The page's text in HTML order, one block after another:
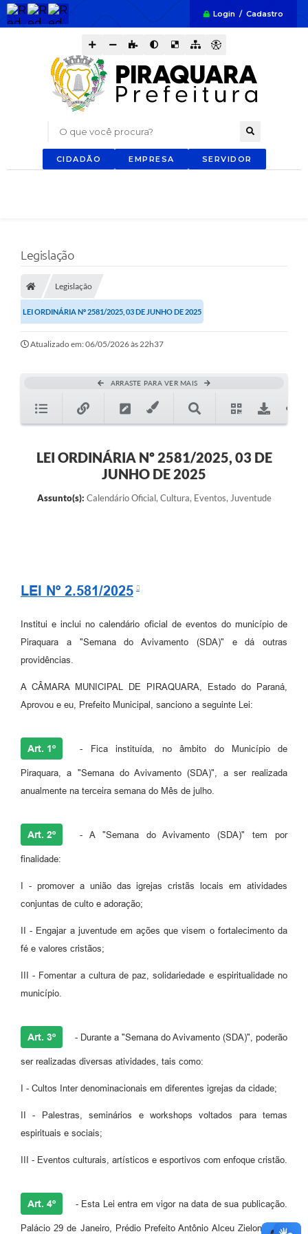
Login / Cadastro
O que você procura?
CIDADÃO EMPRESA SERVIDOR
Legislação
Legislação
LEI ORDINÁRIA Nº 2581/2025, 03 DE JUNHO DE 2025
Atualizado em: 06/05/2026 às 22h37
ARRASTE PARA VER MAIS
LEI ORDINÁRIA Nº 2581/2025, 03 DE
JUNHO DE 2025
Assunto(s): Calendário Oficial, Cultura, Eventos, Juventude
LEI Nº 2.581/2025
Institui e inclui no calendário oficial de eventos do município de
Piraquara a "Semana do Avivamento (SDA)" e dá outras
providências.
A CÂMARA MUNICIPAL DE PIRAQUARA, Estado do Paraná,
Aprovou e eu, Prefeito Municipal, sanciono a seguinte Lei:
Art. 1º - Fica instituída, no âmbito do Município de
Piraquara, a "Semana do Avivamento (SDA)", a ser realizada
anualmente na terceira semana do Mês de julho.
Art. 2º - A "Semana do Avivamento (SDA)" tem por
finalidade:
I - promover a união das igrejas cristãs locais em atividades
conjuntas de culto e adoração;
II - Engajar a juventude em ações que visem o fortalecimento da
fé e valores cristãos;
III - Fomentar a cultura de paz, solidariedade e espiritualidade no
município.
Art. 3º - Durante a "Semana do Avivamento (SDA)", poderão
ser realizadas diversas atividades, tais como:
I - Cultos Inter denominacionais em diferentes igrejas da cidade;
II - Palestras, seminários e workshops voltados para temas
espirituais e sociais;
III - Eventos culturais, artísticos e esportivos com enfoque cristão.
Art. 4º - Esta Lei entra em vigor na data de sua publicação.
Palácio 29 de Janeiro, Prédio Prefeito Antônio Alceu Zielonka, 03